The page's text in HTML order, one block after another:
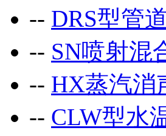
-- DRS型管
-- SN喷射混
-- HX蒸汽消
-- CLW型水